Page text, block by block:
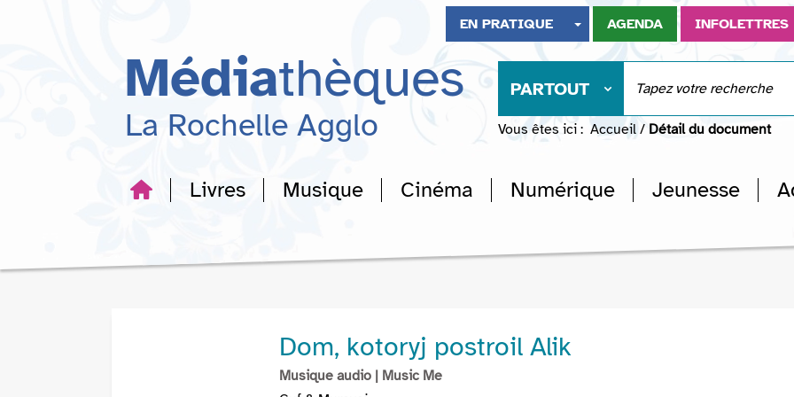
recherche
EN PRATIQUE AGENDA INFOLETTRES
Médiathèques
La Rochelle Agglo
PARTOUT
Vous êtes ici : Accueil / Détail du document
Livres Musique Cinéma Numérique Jeunesse
Dom, kotoryj postroil Alik
Musique audio | Music Me